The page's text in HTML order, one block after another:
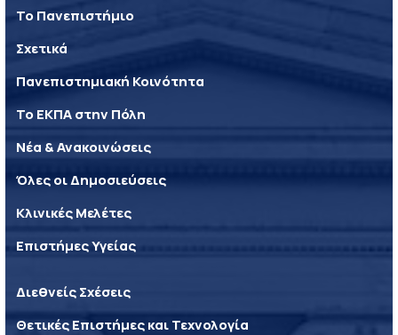
Το Πανεπιστήμιο
Σχετικά
Πανεπιστημιακή Κοινότητα
Το ΕΚΠΑ στην Πόλη
Νέα & Ανακοινώσεις
Όλες οι Δημοσιεύσεις
Κλινικές Μελέτες
Επιστήμες Υγείας
Διεθνείς Σχέσεις
Θετικές Επιστήμες και Τεχνολογία